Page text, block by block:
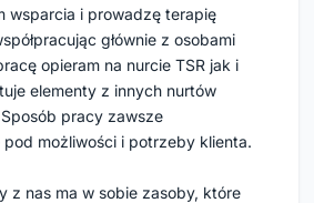
wsparcia i prowadzę terapię
głównie z osobami
opieram na nurcie TSR jak i
elementy z innych nurtów
pracy zawsze
możliwości i potrzeby klienta.
z nas ma w sobie zasoby, które